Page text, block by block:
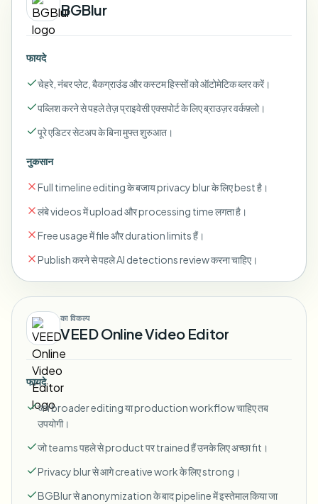
BGBlur
फायदे
चेहरे, नंबर प्लेट, बैकग्राउंड और कस्टम हिस्सों को ऑटोमेटिक ब्लर करें।
पब्लिश करने से पहले तेज़ प्राइवेसी एक्सपोर्ट के लिए ब्राउज़र वर्कफ़्लो।
पूरे एडिटर सेटअप के बिना मुफ्त शुरुआत।
नुकसान
Full timeline editing के बजाय privacy blur के लिए best है।
लंबे videos में upload और processing time लगता है।
Free usage में file और duration limits हैं।
Publish करने से पहले AI detections review करना चाहिए।
का विकल्प
VEED Online Video Editor
फायदे
जब broader editing या production workflow चाहिए तब
उपयोगी।
जो teams पहले से product पर trained हैं उनके लिए अच्छा fit।
Privacy blur से आगे creative work के लिए strong।
BGBlur से anonymization के बाद pipeline में इस्तेमाल किया जा